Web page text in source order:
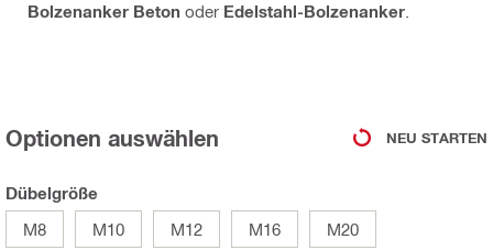
Bolzenanker Beton oder Edelstahl-Bolzenanker
Optionen auswählen NEU STARTEN
Dübelgröße
M8
M10 M12 M16 M20